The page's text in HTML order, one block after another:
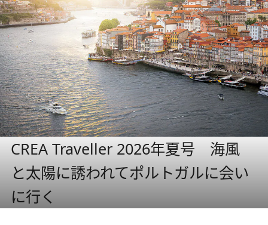
CREA Traveller 2026年夏号 海風
と太陽に誘われてポルトガルに会い
に行く